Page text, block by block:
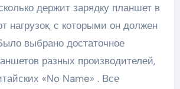
держит зарядку планшет в
нагрузок, с которыми он должен
выбрано достаточное
разных производителей,
«No Name» . Все